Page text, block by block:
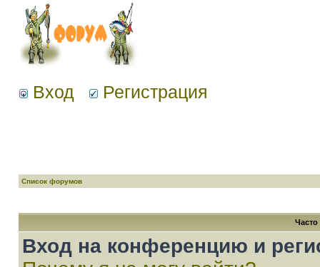
Вход Регистрация
Список форумов
Вход на конференцию и